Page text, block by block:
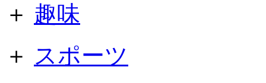
＋ 趣味
＋ スポーツ